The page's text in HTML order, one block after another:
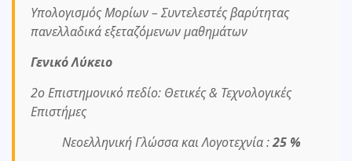
Υπολογισμός Μορίων – Συντελεστές βαρύτητας
πανελλαδικά εξεταζόμενων μαθημάτων
Γενικό Λύκειο
2ο Επιστημονικό πεδίο: Θετικές & Τεχνολογικές
Επιστήμες
Νεοελληνική Γλώσσα και Λογοτεχνία :25 %